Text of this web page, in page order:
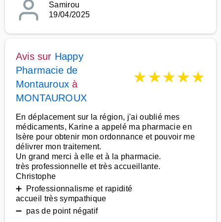
Samirou
19/04/2025
Avis sur Happy
Pharmacie de
Montauroux à
MONTAUROUX
★★★★★
En déplacement sur la région, j'ai oublié mes
médicaments, Karine a appelé ma pharmacie en
Isère pour obtenir mon ordonnance et pouvoir me
délivrer mon traitement.
Un grand merci à elle et à la pharmacie.
très professionnelle et très accueillante.
Christophe
➕ Professionnalisme et rapidité
accueil très sympathique
➖ pas de point négatif